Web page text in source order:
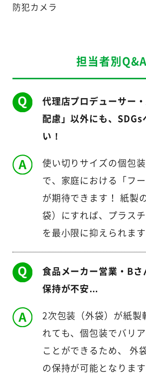
防犯カメラ
担当者別Q&A
代理店プロデューサー
配慮」以外にも、SDGs
い！
使い切りサイズの個包
で、家庭における「フー
が期待できます！ 紙製
袋）にすれば、プラス
を最小限に抑えられます
食品メーカー営業・B
保持が不安…
2次包装（外袋）が紙製
れても、個包装でバリ
ことができるため、 外
の保持が可能となります